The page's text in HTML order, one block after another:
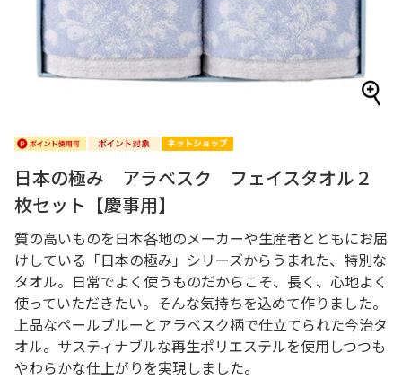
日本の極み アラベスク フェイスタオル２
枚セット【慶事用】
質の高いものを日本各地のメーカーや生産者とともにお届
けしている「日本の極み」シリーズからうまれた、特別な
タオル。日常でよく使うものだからこそ、長く、心地よく
使っていただきたい。そんな気持ちを込めて作りました。
上品なペールブルーとアラベスク柄で仕立てられた今治タ
オル。サスティナブルな再生ポリエステルを使用しつつも
やわらかな仕上がりを実現しました。